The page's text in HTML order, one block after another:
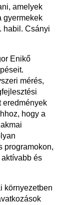
amelyek
gyermekek
habil. Csányi
Enikő
mérés,
eredmények
hogy a
programokon,
és
környezetben